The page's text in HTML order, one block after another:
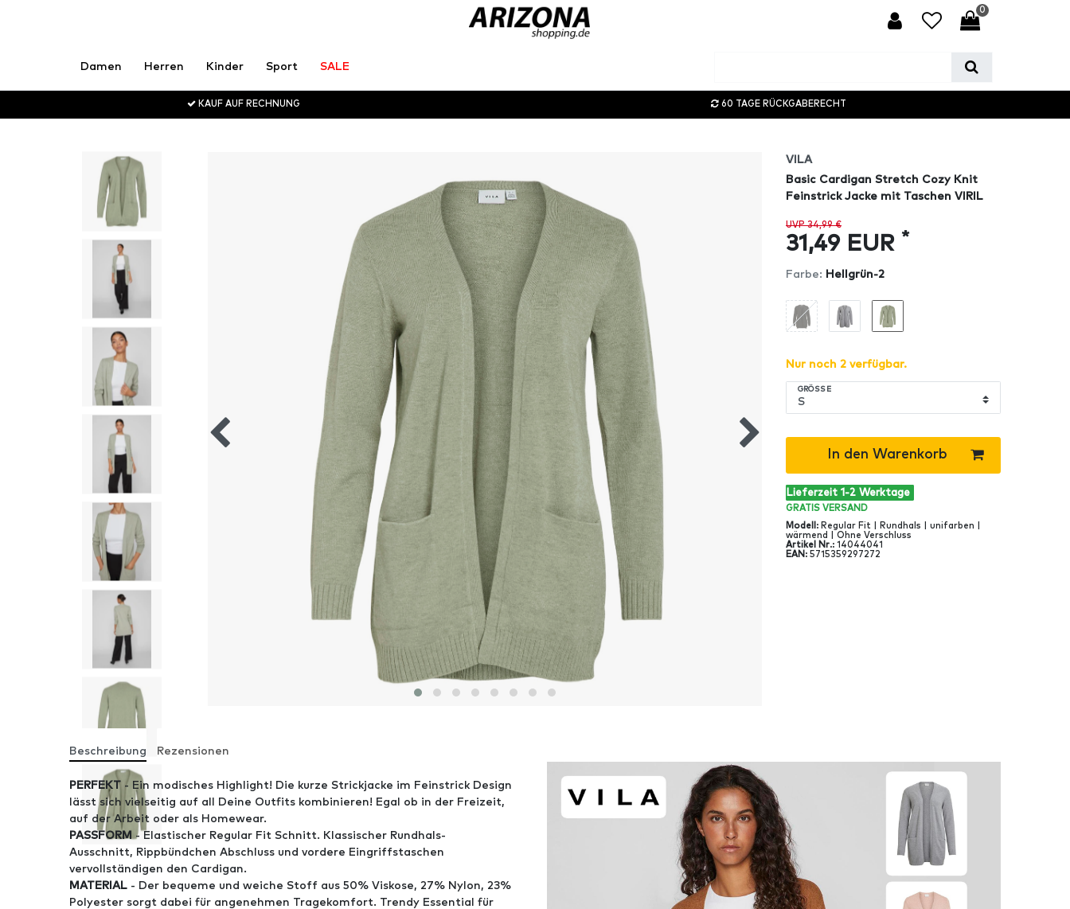
0
Damen Herren Kinder Sport SALE
KAUF AUF RECHNUNG 60 TAGE RÜCKGABERECHT
VILA
Basic Cardigan Stretch Cozy Knit
Feinstrick Jacke mit Taschen VIRIL
UVP 34,99 €
31,49 EUR *
Farbe: Hellgrün-2
Nur noch 2 verfügbar.
GRÖSSE
In den Warenkorb
Lieferzeit 1-2 Werktage
GRATIS VERSAND
Modell : Regular Fit | Rundhals | unifarben |
wärmend | Ohne Verschluss
Artikel Nr.: 14044041
EAN : 5715359297272
Beschreibung Rezensionen
PERFEKT - Ein modisches Highlight! Die kurze Strickjacke im Feinstrick Design
lässt sich vielseitig auf all Deine Outfits kombinieren! Egal ob in der Freizeit,
auf der Arbeit oder als Homewear.
PASSFORM - Elastischer Regular Fit Schnitt. Klassischer Rundhals-
Ausschnitt, Rippbündchen Abschluss und vordere Eingriffstaschen
vervollständigen den Cardigan.
MATERIAL - Der bequeme und weiche Stoff aus 50% Viskose, 27% Nylon, 23%
Polyester sorgt dabei für angenehmen Tragekomfort. Trendy Essential für